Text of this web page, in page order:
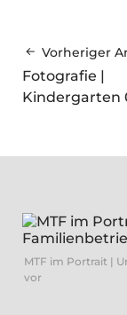
Vorheriger
Fotografie |
Kindergarten
MTF im Portrait |
vor